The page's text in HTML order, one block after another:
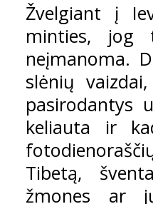
Žvelgiant į
minties, jog
neįmanoma.
slėnių
pasirodantys
keliauta ir
Tibetą,
žmones ar